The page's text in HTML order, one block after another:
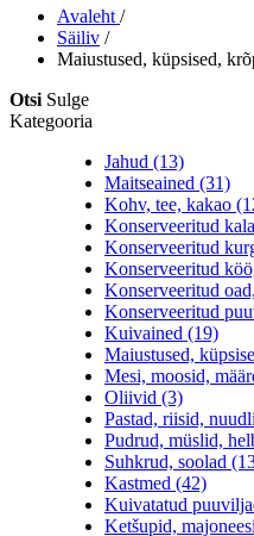
Avaleht /
Säiliv /
Maiustused, küpsised,
Otsi Sulge
Kategooria
Jahud (13)
Maitseained (31)
Kohv, tee, kakao
Konserveeritud
Konserveeritud
Konserveeritud
Konserveeritud
Konserveeritud
Kuivained (19)
Maiustused,
Mesi, moosid,
Oliivid (3)
Pastad, riisid,
Pudrud, müslid,
Suhkrud, soolad
Kastmed (42)
Kuivatatud
Ketšupid,